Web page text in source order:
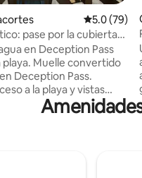
Calificación
5.0 (79)
pase por la cubierta
el agua
en Deception Pass
convertido
Deception Pass.
a la playa y vistas
Deception Pass, Cornet
Hospédese